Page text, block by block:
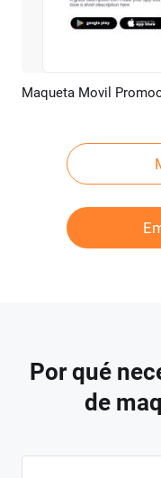
Por qué
de